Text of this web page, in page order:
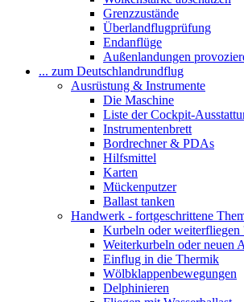
Grenzzustände
Überlandflugprüfung
Endanflüge
Außenlandungen
... zum Deutschlandrundflug
Ausrüstung & Instrumente
Die Maschine
Liste der Cockpit-
Instrumentenbrett
Bordrechner & PDAs
Hilfsmittel
Karten
Mückenputzer
Ballast tanken
Handwerk - fortgeschrittene
Kurbeln oder weiterfliegen
Weiterkurbeln oder neuen
Einflug in die Thermik
Wölbklappenbewegungen
Delphinieren